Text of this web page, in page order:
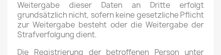
Weitergabe dieser Daten an Dritte erfolgt
grundsätzlich nicht, sofern keine gesetzliche Pflicht
zur Weitergabe besteht oder die Weitergabe der
Strafverfolgung dient.
Die Registrierung der betroffenen Person unter